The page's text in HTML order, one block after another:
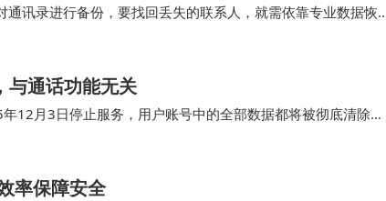
讯录进行备份，要找回丢失的联系人，就需依靠专业数据恢
特别轻松，直接一键恢复就搞定了…
与通话功能无关​
12月3日停止服务，用户账号中的全部数据都将被彻底清除。
讯应用“米聊”的一项功能，…
率保障安全